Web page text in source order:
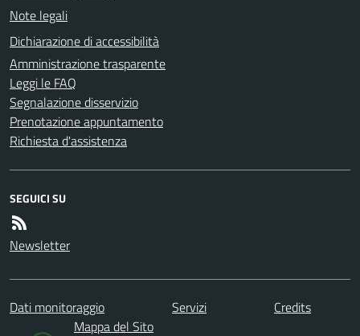
Note legali
Dichiarazione di accessibilità
Amministrazione trasparente
Leggi le FAQ
Segnalazione disservizio
Prenotazione appuntamento
Richiesta d'assistenza
SEGUICI SU
Newsletter
Dati monitoraggio Servizi
Credits
Mappa del Sito